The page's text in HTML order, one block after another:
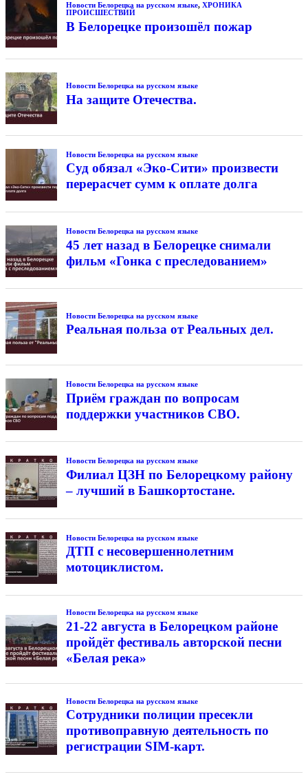
Новости Белорецка на русском языке, ХРОНИКА
ПРОИСШЕСТВИЙ
В Белорецке произошёл пожар
Новости Белорецка на русском языке
На защите Отечества.
Новости Белорецка на русском языке
Суд обязал «Эко-Сити» произвести
перерасчет сумм к оплате долга
Новости Белорецка на русском языке
45 лет назад в Белорецке снимали
фильм «Гонка с преследованием»
Новости Белорецка на русском языке
Реальная польза от Реальных дел.
Новости Белорецка на русском языке
Приём граждан по вопросам
поддержки участников СВО.
Новости Белорецка на русском языке
Филиал ЦЗН по Белорецкому району
– лучший в Башкортостане.
Новости Белорецка на русском языке
ДТП с несовершеннолетним
мотоциклистом.
Новости Белорецка на русском языке
21-22 августа в Белорецком районе
пройдёт фестиваль авторской песни
«Белая река»
Новости Белорецка на русском языке
Сотрудники полиции пресекли
противоправную деятельность по
регистрации SIM-карт.